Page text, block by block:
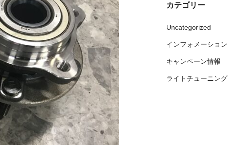
カテゴリー
Uncategorized
インフォメーション
キャンペーン情報
ライトチューニング